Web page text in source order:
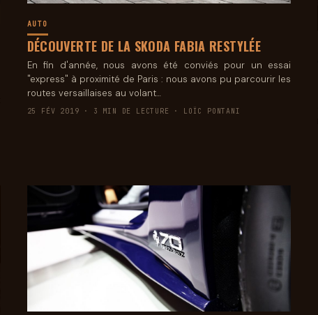
AUTO
DÉCOUVERTE DE LA SKODA FABIA RESTYLÉE
En fin d'année, nous avons été conviés pour un essai
"express" à proximité de Paris : nous avons pu parcourir les
routes versaillaises au volant…
25 FÉV 2019 · 3 MIN DE LECTURE · LOÏC PONTANI